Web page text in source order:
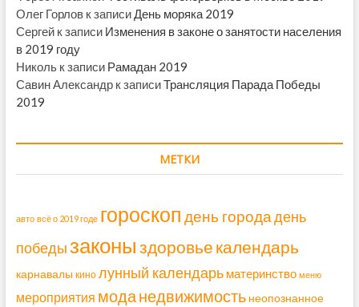
Олег Горловк записиДень моряка 2019
Сергейк записи Изменения в законе о занятости населения
в 2019 году
Никольк записи Рамадан 2019
Савин Александрк записиТрансляция Парада Победы
2019
МЕТКИ
авто всё о 2019 годе гороскоп день городадень
победызаконыздоровье календарь
карнавалы кино лунный календарь материнство меню
мероприятия моданедвижимость неопознанное